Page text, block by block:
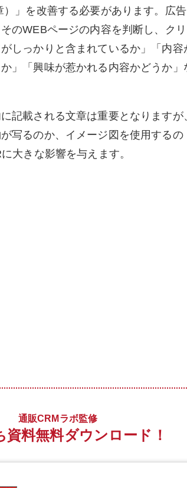
」を改善する必要があります。広
のWEBページの内容を判断し、クリ
しっかりと含まれているか」「内容
」「興味が惹かれる内容かどうか」
記載される文章は重要となりますが
写るのか、イメージ図を使用するの
大きな影響を与えます。
通販CRMラボ監修
資料無料ダウンロード！